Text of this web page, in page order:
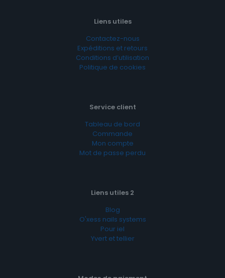
Liens utiles
Contactez-nous
Expéditions et retours
Conditions d’utilisation
Politique de cookies
Service client
Tableau de bord
Commande
Mon compte
Mot de passe perdu
Liens utiles 2
Blog
O'xess nails systems
Pour iel
Yvert et tellier